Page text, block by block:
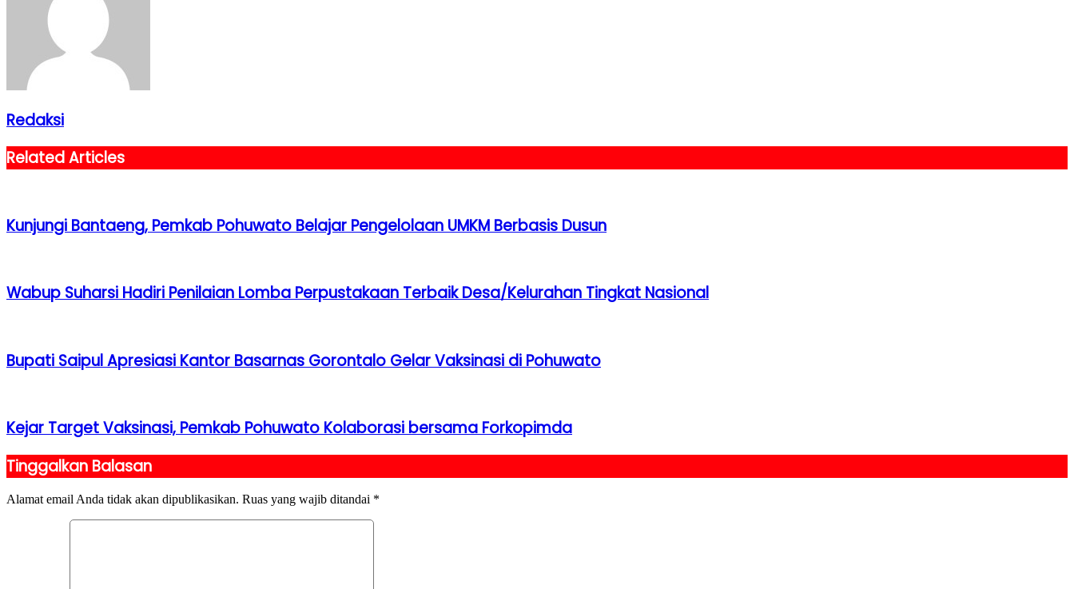
Redaksi
Related Articles
Kunjungi Bantaeng, Pemkab Pohuwato Belajar Pengelolaan UMKM Berbasis Dusun
Wabup Suharsi Hadiri Penilaian Lomba Perpustakaan Terbaik Desa/Kelurahan Tingkat Nasional
Bupati Saipul Apresiasi Kantor Basarnas Gorontalo Gelar Vaksinasi di Pohuwato
Kejar Target Vaksinasi, Pemkab Pohuwato Kolaborasi bersama Forkopimda
Tinggalkan Balasan
Alamat email Anda tidak akan dipublikasikan. Ruas yang wajib ditandai *